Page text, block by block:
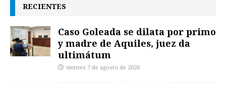
RECIENTES
Caso Goleada se dilata por primo
y madre de Aquiles, juez da
ultimátum
viernes 7 de agosto de 2026